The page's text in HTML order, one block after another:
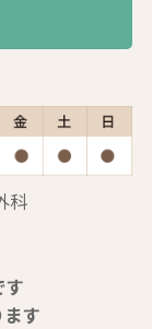
科
す
す